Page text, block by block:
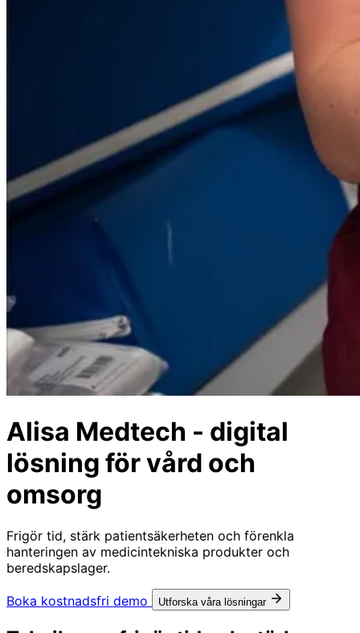
Alisa Medtech - digital
lösning för vård och
omsorg
Frigör tid, stärk patientsäkerheten och förenkla
hanteringen av medicintekniska produkter och
beredskapslager.
Boka kostnadsfri demo Utforska våra lösningar